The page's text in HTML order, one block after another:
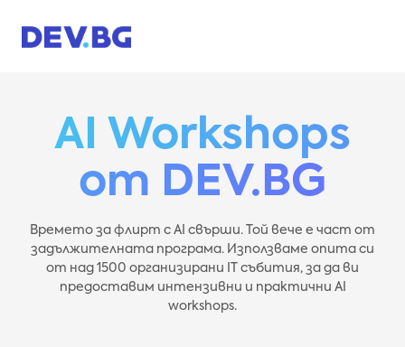
AI Workshops
от DEV.BG
Времето за флирт с AI свърши. Той вече е част от
задължителната програма. Използваме опита си
от над 1500 организирани IT събития, за да ви
предоставим интензивни и практични AI
workshops.